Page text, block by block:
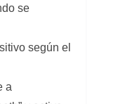
se
según el
a